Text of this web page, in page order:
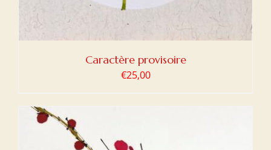
Caractère provisoire
€25,00